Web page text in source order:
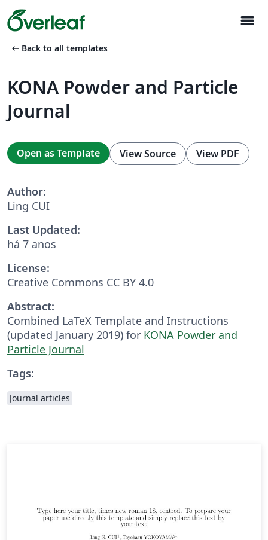
menu
arrow_left_alt Back to all templates
KONA Powder and Particle
Journal
Open as Template View Source View PDF
Author:
Ling CUI
Last Updated:
há 7 anos
License:
Creative Commons CC BY 4.0
Abstract:
Combined LaTeX Template and Instructions
(updated January 2019) for KONA Powder and
Particle Journal
Tags:
Journal articles